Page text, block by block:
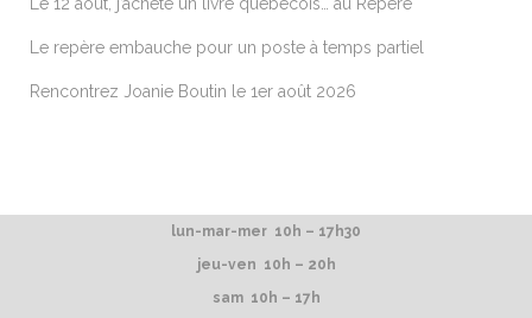
Le repère embauche pour un poste à temps partiel
Rencontrez Joanie Boutin le 1er août 2026
lun-mar-mer 10h – 17h30
jeu-ven 10h – 20h
sam 10h – 17h